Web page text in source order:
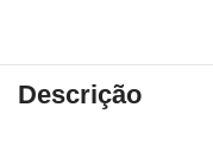
Descrição